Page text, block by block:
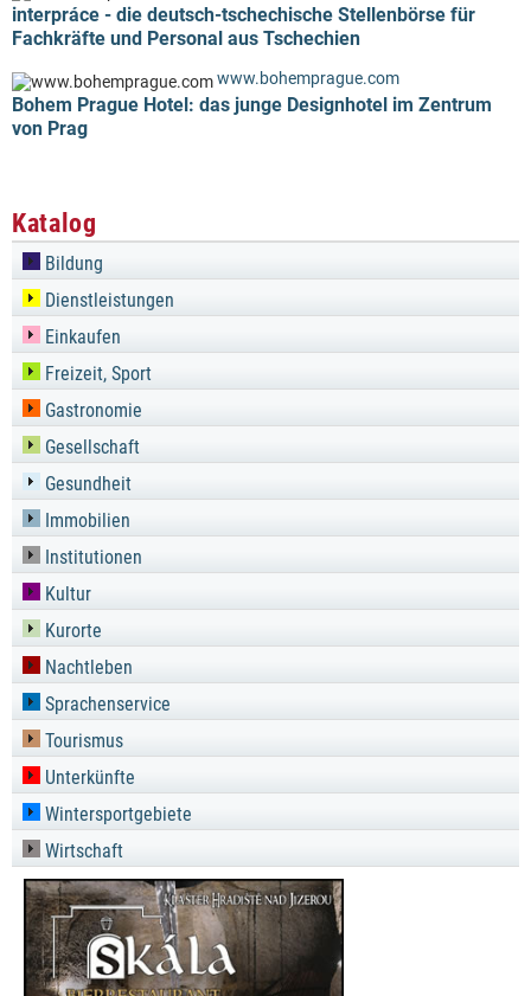
interpráce - die deutsch-tschechische Stellenbörse für
Fachkräfte und Personal aus Tschechien
www.bohemprague.com
Bohem Prague Hotel: das junge Designhotel im Zentrum
von Prag
Katalog
Bildung
Dienstleistungen
Einkaufen
Freizeit, Sport
Gastronomie
Gesellschaft
Gesundheit
Immobilien
Institutionen
Kultur
Kurorte
Nachtleben
Sprachenservice
Tourismus
Unterkünfte
Wintersportgebiete
Wirtschaft